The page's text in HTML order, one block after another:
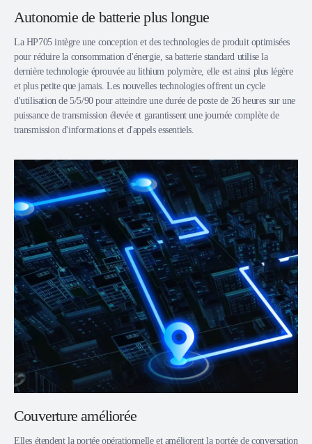
Autonomie de batterie plus longue
La HP705 intègre une conception et des technologies de produit optimisées
pour réduire la consommation d'énergie, sa batterie standard utilise la
dernière technologie éprouvée au lithium polymère, elle est ainsi plus légère
et plus petite que jamais. Les nouvelles technologies offrent un cycle
d'utilisation de 5/5/90 pour atteindre une durée de poste de 26 heures sur une
puissance de transmission élevée et garantissent une journée complète de
transmission d'informations et d'appels essentiels.
Couverture améliorée
Elles étendent la portée opérationnelle et améliorent la portée de conversation